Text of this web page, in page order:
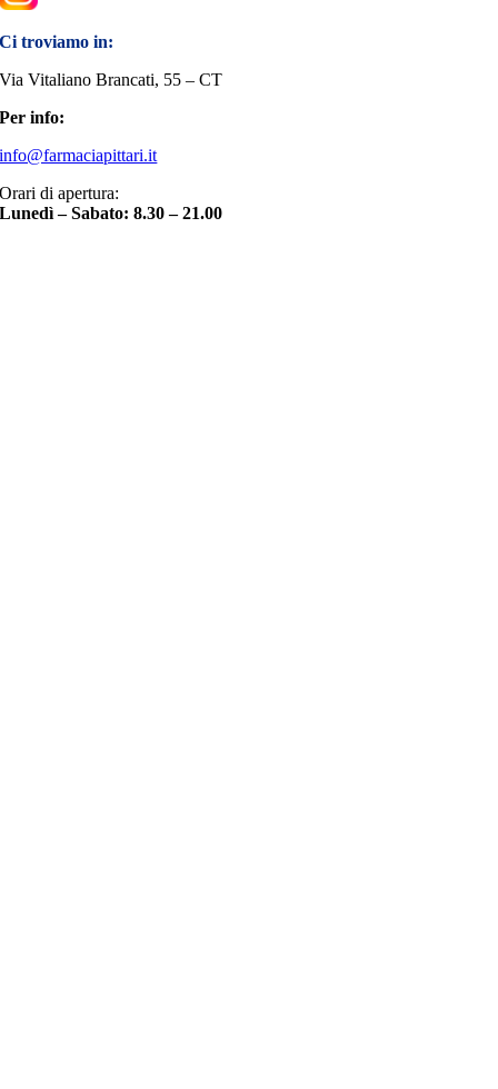
Ci troviamo in:
Via Vitaliano Brancati, 55 – CT
Per info:
info@farmaciapittari.it
Orari di apertura:
Lunedì – Sabato: 8.30 – 21.00